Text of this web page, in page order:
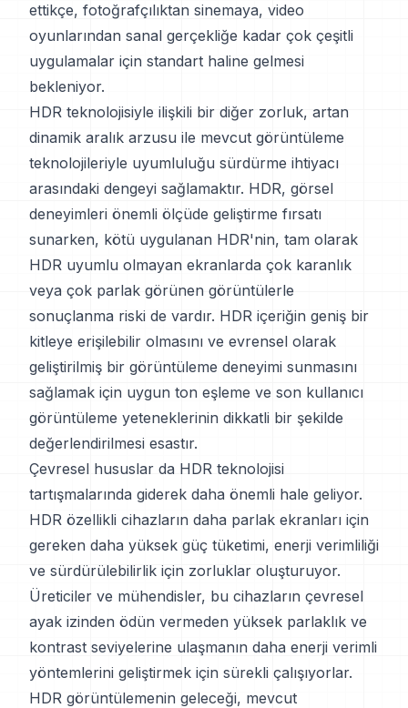
ettikçe, fotoğrafçılıktan sinemaya, video
oyunlarından sanal gerçekliğe kadar çok çeşitli
uygulamalar için standart haline gelmesi
bekleniyor.
HDR teknolojisiyle ilişkili bir diğer zorluk, artan
dinamik aralık arzusu ile mevcut görüntüleme
teknolojileriyle uyumluluğu sürdürme ihtiyacı
arasındaki dengeyi sağlamaktır. HDR, görsel
deneyimleri önemli ölçüde geliştirme fırsatı
sunarken, kötü uygulanan HDR'nin, tam olarak
HDR uyumlu olmayan ekranlarda çok karanlık
veya çok parlak görünen görüntülerle
sonuçlanma riski de vardır. HDR içeriğin geniş bir
kitleye erişilebilir olmasını ve evrensel olarak
geliştirilmiş bir görüntüleme deneyimi sunmasını
sağlamak için uygun ton eşleme ve son kullanıcı
görüntüleme yeteneklerinin dikkatli bir şekilde
değerlendirilmesi esastır.
Çevresel hususlar da HDR teknolojisi
tartışmalarında giderek daha önemli hale geliyor.
HDR özellikli cihazların daha parlak ekranları için
gereken daha yüksek güç tüketimi, enerji verimliliği
ve sürdürülebilirlik için zorluklar oluşturuyor.
Üreticiler ve mühendisler, bu cihazların çevresel
ayak izinden ödün vermeden yüksek parlaklık ve
kontrast seviyelerine ulaşmanın daha enerji verimli
yöntemlerini geliştirmek için sürekli çalışıyorlar.
HDR görüntülemenin geleceği, mevcut